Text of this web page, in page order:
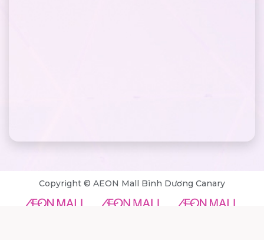
Copyright © AEON Mall Bình Dương Canary